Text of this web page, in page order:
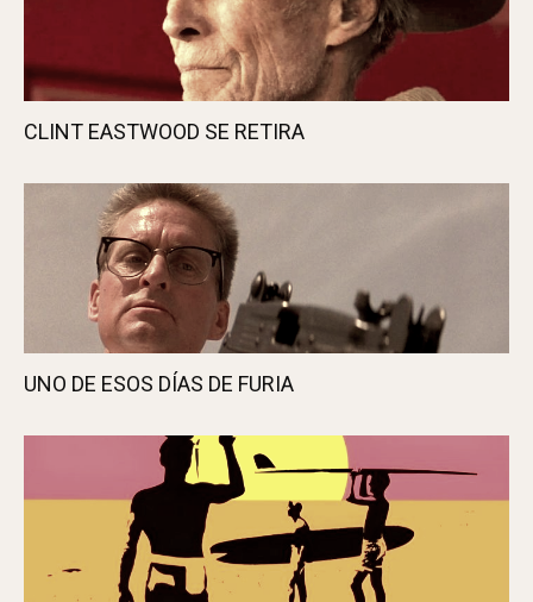
CLINT EASTWOOD SE RETIRA
UNO DE ESOS DÍAS DE FURIA